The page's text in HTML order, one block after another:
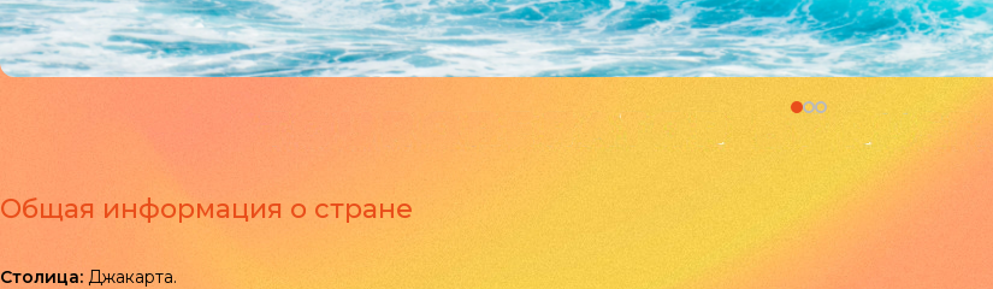
Общая информация о стране
Столица: Джакарта.